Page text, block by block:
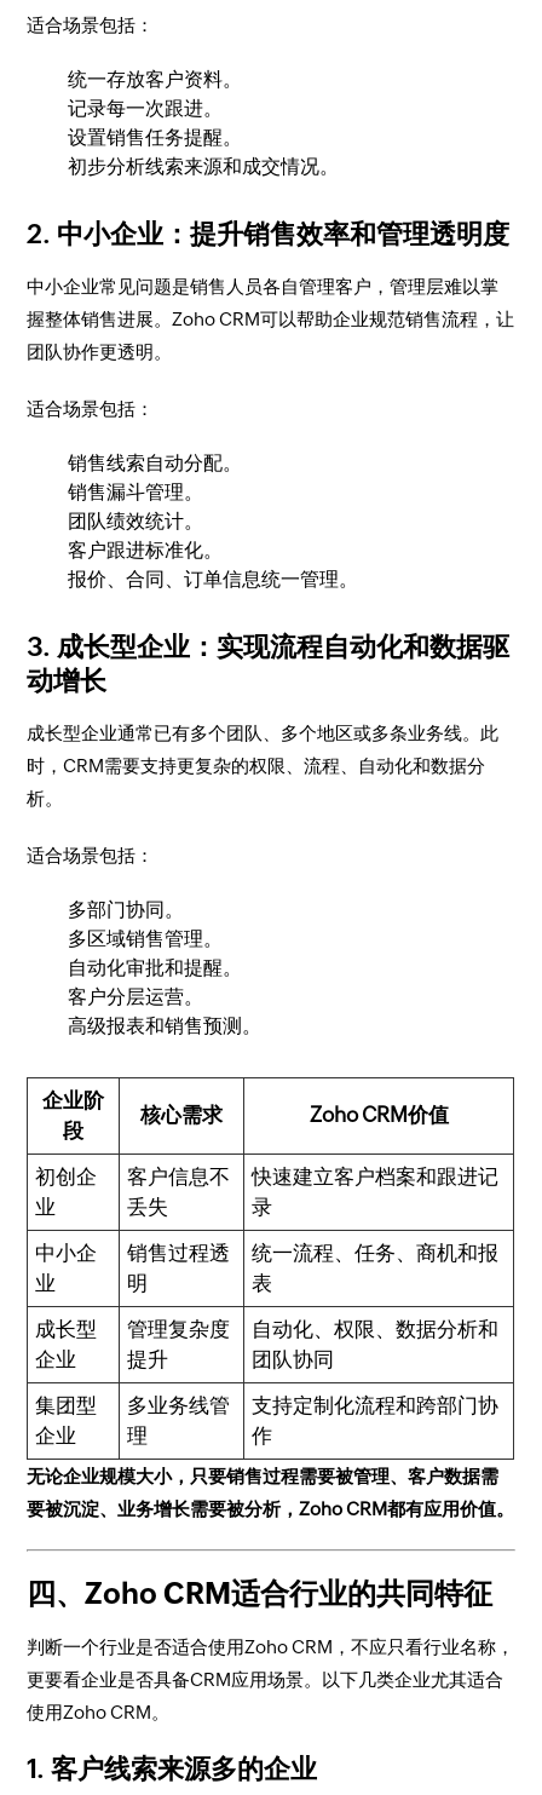
适合场景包括：
统一存放客户资料。
记录每一次跟进。
设置销售任务提醒。
初步分析线索来源和成交情况。
2. 中小企业：提升销售效率和管理透明度
中小企业常见问题是销售人员各自管理客户，管理层难以掌
握整体销售进展。Zoho CRM可以帮助企业规范销售流程，让
团队协作更透明。
适合场景包括：
销售线索自动分配。
销售漏斗管理。
团队绩效统计。
客户跟进标准化。
报价、合同、订单信息统一管理。
3. 成长型企业：实现流程自动化和数据驱
动增长
成长型企业通常已有多个团队、多个地区或多条业务线。此
时，CRM需要支持更复杂的权限、流程、自动化和数据分
析。
适合场景包括：
多部门协同。
多区域销售管理。
自动化审批和提醒。
客户分层运营。
高级报表和销售预测。
企业阶
段
核心需求 Zoho CRM价值
初创企
业
客户信息不
丢失
快速建立客户档案和跟进记
录
中小企
业
销售过程透
明
统一流程、任务、商机和报
表
成长型
企业
管理复杂度
提升
自动化、权限、数据分析和
团队协同
集团型
企业
多业务线管
理
支持定制化流程和跨部门协
作
无论企业规模大小，只要销售过程需要被管理、客户数据需
要被沉淀、业务增长需要被分析，Zoho CRM都有应用价值。
四、Zoho CRM适合行业的共同特征
判断一个行业是否适合使用Zoho CRM，不应只看行业名称，
更要看企业是否具备CRM应用场景。以下几类企业尤其适合
使用Zoho CRM。
1. 客户线索来源多的企业